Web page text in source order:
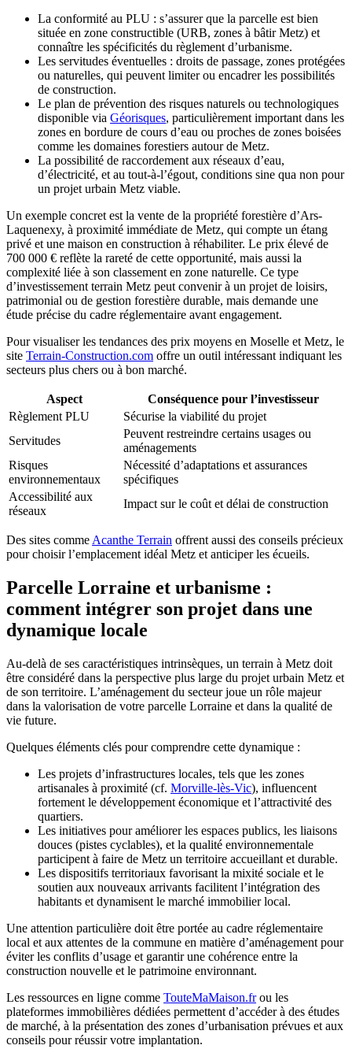
La conformité au PLU : s’assurer que la parcelle est bien
située en zone constructible (URB, zones à bâtir Metz) et
connaître les spécificités du règlement d’urbanisme.
Les servitudes éventuelles : droits de passage, zones protégées
ou naturelles, qui peuvent limiter ou encadrer les possibilités
de construction.
Le plan de prévention des risques naturels ou technologiques
disponible via Géorisques, particulièrement important dans les
zones en bordure de cours d’eau ou proches de zones boisées
comme les domaines forestiers autour de Metz.
La possibilité de raccordement aux réseaux d’eau,
d’électricité, et au tout-à-l’égout, conditions sine qua non pour
un projet urbain Metz viable.
Un exemple concret est la vente de la propriété forestière d’Ars-
Laquenexy, à proximité immédiate de Metz, qui compte un étang
privé et une maison en construction à réhabiliter. Le prix élevé de
700 000 € reflète la rareté de cette opportunité, mais aussi la
complexité liée à son classement en zone naturelle. Ce type
d’investissement terrain Metz peut convenir à un projet de loisirs,
patrimonial ou de gestion forestière durable, mais demande une
étude précise du cadre réglementaire avant engagement.
Pour visualiser les tendances des prix moyens en Moselle et Metz, le
site Terrain-Construction.com offre un outil intéressant indiquant les
secteurs plus chers ou à bon marché.
Aspect
Conséquence pour l’investisseur
Règlement PLU
Sécurise la viabilité du projet
Servitudes
Peuvent restreindre certains usages ou
aménagements
Risques
environnementaux
Nécessité d’adaptations et assurances
spécifiques
Accessibilité aux
réseaux
Impact sur le coût et délai de construction
Des sites comme Acanthe Terrain offrent aussi des conseils précieux
pour choisir l’emplacement idéal Metz et anticiper les écueils.
Parcelle Lorraine et urbanisme :
comment intégrer son projet dans une
dynamique locale
Au-delà de ses caractéristiques intrinsèques, un terrain à Metz doit
être considéré dans la perspective plus large du projet urbain Metz et
de son territoire. L’aménagement du secteur joue un rôle majeur
dans la valorisation de votre parcelle Lorraine et dans la qualité de
vie future.
Quelques éléments clés pour comprendre cette dynamique :
Les projets d’infrastructures locales, tels que les zones
artisanales à proximité (cf. Morville-lès-Vic), influencent
fortement le développement économique et l’attractivité des
quartiers.
Les initiatives pour améliorer les espaces publics, les liaisons
douces (pistes cyclables), et la qualité environnementale
participent à faire de Metz un territoire accueillant et durable.
Les dispositifs territoriaux favorisant la mixité sociale et le
soutien aux nouveaux arrivants facilitent l’intégration des
habitants et dynamisent le marché immobilier local.
Une attention particulière doit être portée au cadre réglementaire
local et aux attentes de la commune en matière d’aménagement pour
éviter les conflits d’usage et garantir une cohérence entre la
construction nouvelle et le patrimoine environnant.
Les ressources en ligne comme TouteMaMaison.frou les
plateformes immobilières dédiées permettent d’accéder à des études
de marché, à la présentation des zones d’urbanisation prévues et aux
conseils pour réussir votre implantation.